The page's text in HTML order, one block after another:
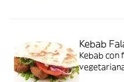
Kebab
Kebab con